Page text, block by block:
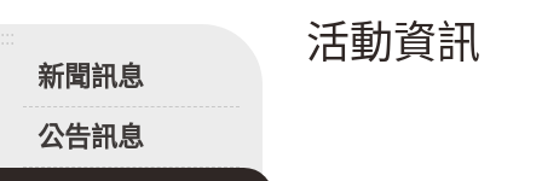
:::
新聞訊息
公告訊息
活動資訊